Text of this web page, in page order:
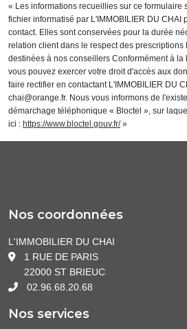
« Les informations recueillies sur ce formulaire
fichier informatisé par L'IMMOBILIER DU CHAI
contact. Elles sont conservées pour la durée
relation client dans le respect des
destinées à nos conseillers Conformément à la
vous pouvez exercer votre droit d'accès aux
faire rectifier en contactant L'IMMOBILIER DU
chai@orange.fr. Nous vous informons de
démarchage téléphonique « Bloctel », sur
ici : https://www.bloctel.gouv.fr/»
Nos coordonnées
L'IMMOBILIER DU CHAI
1 RUE DE PARIS
22000 ST BRIEUC
02.96.68.20.68
Nos services